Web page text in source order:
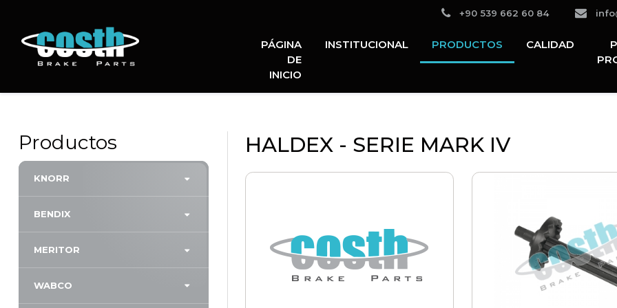
Piezas de Freno Costh
PÁGINA
DE
INICIO
INSTITUCIONAL PRODUCTOS CALIDAD
Teléfono:
+90 539 662 60 84
HALDEX - SERIE MARK IV
Productos
KNORR
BENDIX
MERITOR
WABCO